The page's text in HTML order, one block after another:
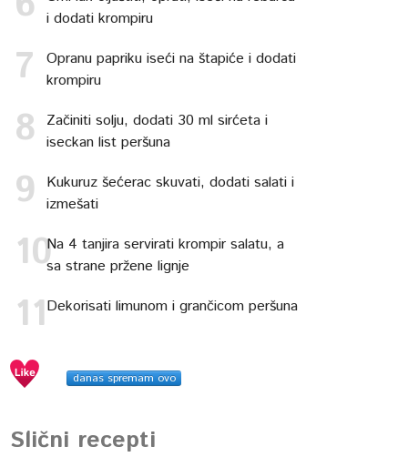
i dodati krompiru
Opranu papriku iseći na štapiće i dodati
krompiru
Začiniti solju, dodati 30 ml sirćeta i
iseckan list peršuna
Kukuruz šećerac skuvati, dodati salati i
izmešati
Na 4 tanjira servirati krompir salatu, a
sa strane pržene lignje
Dekorisati limunom i grančicom peršuna
danas spremam ovo
Slični recepti